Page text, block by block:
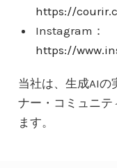
https://
Instagram：
https://
当社は、生成AIの
ナー・コミュニテ
ます。